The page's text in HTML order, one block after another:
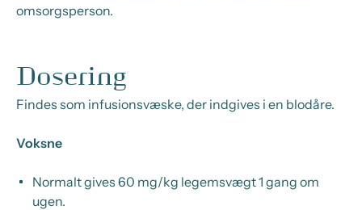
omsorgsperson.
Dosering
Findes som infusionsvæske, der indgives i en blodåre.
Voksne
Normalt gives 60 mg/kg legemsvægt 1 gang om
ugen.